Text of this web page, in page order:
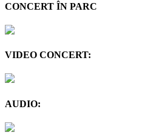
CONCERT ÎN PARC
VIDEO CONCERT:
AUDIO: